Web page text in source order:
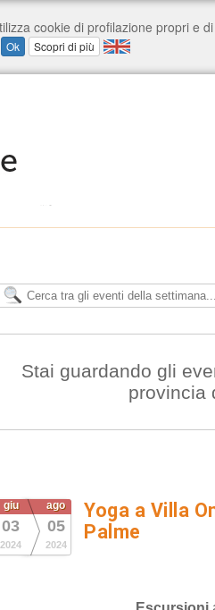
Stai guardando gli
provincia
giu
03
2024
ago
05
2024
Yoga a Villa
Palme